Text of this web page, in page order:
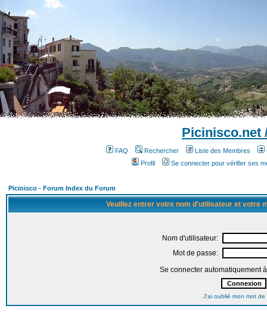
Picinisco.net
FAQ Rechercher Liste des Membres
Profil
Se connecter pour vérifier ses
Picinisco - Forum Index du Forum
Veuillez entrer votre nom d'utilisateur et votre
Nom d'utilisateur:
Mot de passe:
Se connecter automatiquement
J'ai oublié mon mot de